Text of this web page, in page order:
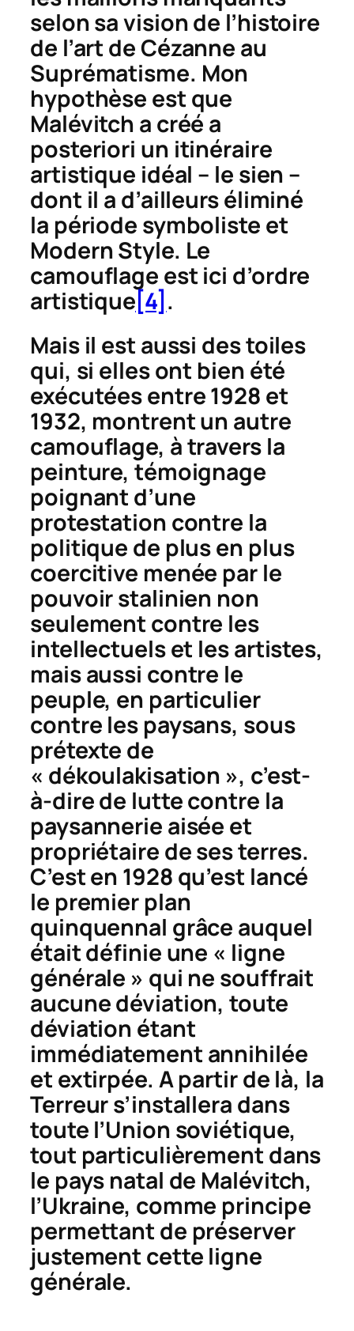
selon sa vision de l’histoire
de l’art de Cézanne au
Suprématisme. Mon
hypothèse est que
Malévitch a créé a
posteriori un itinéraire
artistique idéal – le sien –
dont il a d’ailleurs éliminé
la période symboliste et
Modern Style. Le
camouflage est ici d’ordre
artistique[4] .
Mais il est aussi des toiles
qui, si elles ont bien été
exécutées entre 1928 et
1932, montrent un autre
camouflage, à travers la
peinture, témoignage
poignant d’une
protestation contre la
politique de plus en plus
coercitive menée par le
pouvoir stalinien non
seulement contre les
intellectuels et les artistes,
mais aussi contre le
peuple, en particulier
contre les paysans, sous
prétexte de
« dékoulakisation », c’est-
à-dire de lutte contre la
paysannerie aisée et
propriétaire de ses terres.
C’est en 1928 qu’est lancé
le premier plan
quinquennal grâce auquel
était définie une « ligne
générale » qui ne souffrait
aucune déviation, toute
déviation étant
immédiatement annihilée
et extirpée. A partir de là, la
Terreur s’installera dans
toute l’Union soviétique,
tout particulièrement dans
le pays natal de Malévitch,
l’Ukraine, comme principe
permettant de préserver
justement cette ligne
générale.